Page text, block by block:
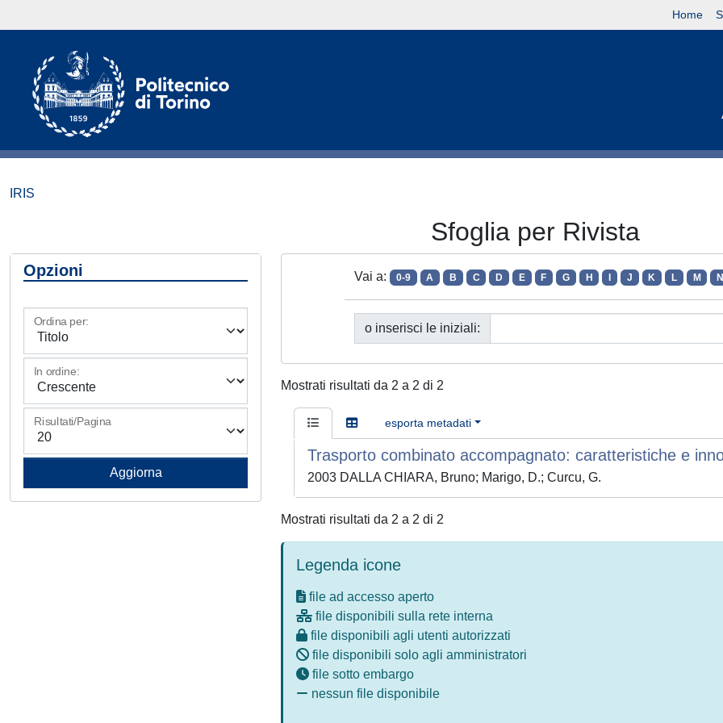
Home
IRIS
Sfoglia per Rivista
Opzioni
Ordina per:
In ordine:
Risultati/Pagina
Vai a: 0-9 A B C D E F G H J K L M N
o inserisci le iniziali:
Mostrati risultati da 2 a 2 di 2
esporta metadati
Trasporto combinato accompagnato: caratteristiche e
2003 DALLA CHIARA, Bruno; Marigo, D.; Curcu, G.
Mostrati risultati da 2 a 2 di 2
Legenda icone
file ad accesso aperto
file disponibili sulla rete interna
file disponibili agli utenti autorizzati
file disponibili solo agli amministratori
file sotto embargo
nessun file disponibile